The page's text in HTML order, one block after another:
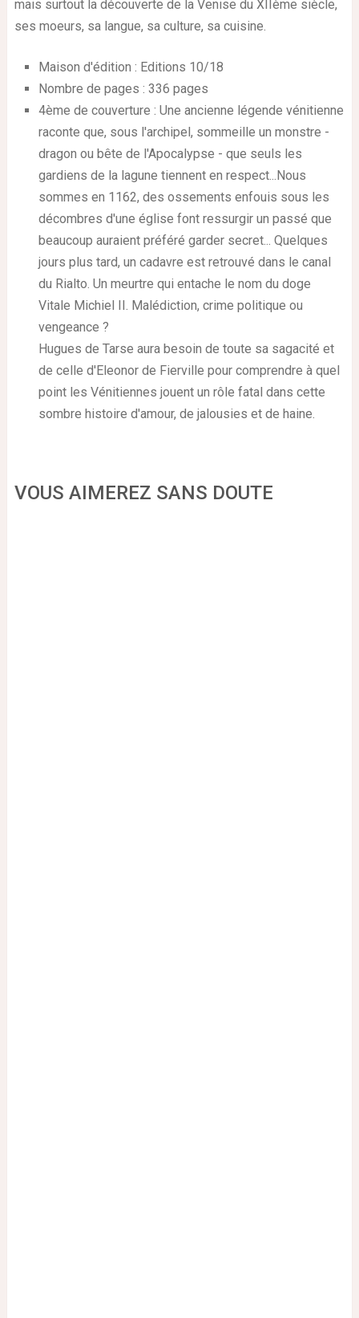
mais surtout la découverte de la Venise du XIIème siècle,
ses moeurs, sa langue, sa culture, sa cuisine.
Maison d'édition : Editions 10/18
Nombre de pages : 336 pages
4ème de couverture : Une ancienne légende vénitienne
raconte que, sous l'archipel, sommeille un monstre -
dragon ou bête de l'Apocalypse - que seuls les
gardiens de la lagune tiennent en respect...Nous
sommes en 1162, des ossements enfouis sous les
décombres d'une église font ressurgir un passé que
beaucoup auraient préféré garder secret... Quelques
jours plus tard, un cadavre est retrouvé dans le canal
du Rialto. Un meurtre qui entache le nom du doge
Vitale Michiel II. Malédiction, crime politique ou
vengeance ?
Hugues de Tarse aura besoin de toute sa sagacité et
de celle d'Eleonor de Fierville pour comprendre à quel
point les Vénitiennes jouent un rôle fatal dans cette
sombre histoire d'amour, de jalousies et de haine.
VOUS AIMEREZ SANS DOUTE